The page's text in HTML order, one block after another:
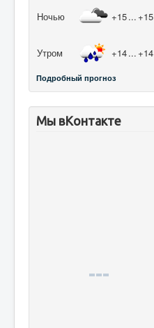
Ночью +15... +15
Утром +14... +14
Подробный прогноз
Мы вКонтакте